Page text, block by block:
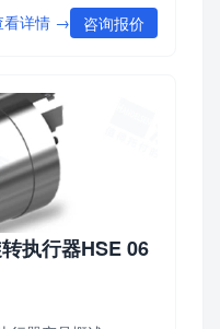
看详情 → 咨询报价
执行器HSE 06